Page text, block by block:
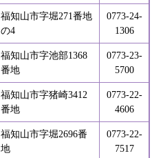
福知山市字堀271番地
の4
0773-24-
1306
福知山市字池部1368
番地
0773-23-
5700
福知山市字猪崎3412
番地
0773-22-
4606
福知山市字堀2696番
地
0773-22-
7517